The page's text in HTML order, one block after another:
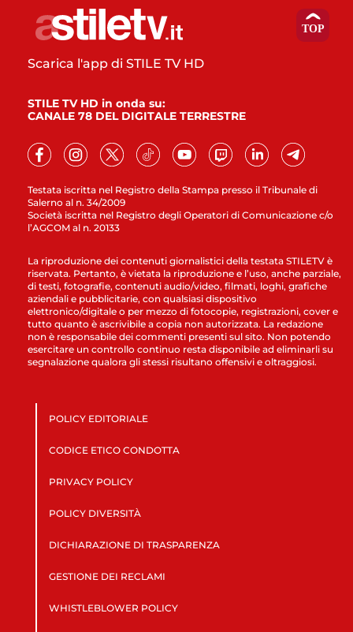
Testata iscritta nel Registro della Stampa presso il Tribunale di
Salerno al n. 34/2009
Società iscritta nel Registro degli Operatori di Comunicazione c/o
l’AGCOM al n. 20133
Scarica l'app di STILE TV HD
STILE TV HD in onda su:
CANALE 78 DEL DIGITALE TERRESTRE
La riproduzione dei contenuti giornalistici della testata STILETV è
riservata. Pertanto, è vietata la riproduzione e l’uso, anche parziale,
di testi, fotografie, contenuti audio/video, filmati, loghi, grafiche
aziendali e pubblicitarie, con qualsiasi dispositivo
elettronico/digitale o per mezzo di fotocopie, registrazioni, cover e
tutto quanto è ascrivibile a copia non autorizzata. La redazione
non è responsabile dei commenti presenti sul sito. Non potendo
esercitare un controllo continuo resta disponibile ad eliminarli su
segnalazione qualora gli stessi risultano offensivi e oltraggiosi.
POLICY EDITORIALE
CODICE ETICO CONDOTTA
PRIVACY POLICY
POLICY DIVERSITÀ
DICHIARAZIONE DI TRASPARENZA
GESTIONE DEI RECLAMI
WHISTLEBLOWER POLICY